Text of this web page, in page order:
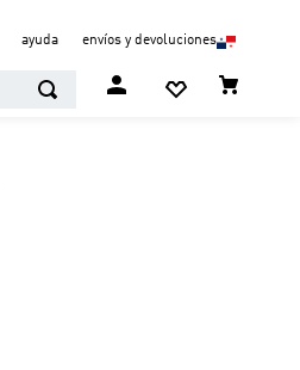
ayuda envíos y devoluciones